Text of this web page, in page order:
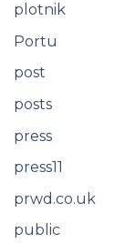
plotnik
Portu
post
posts
press
press11
prwd.co.uk
public